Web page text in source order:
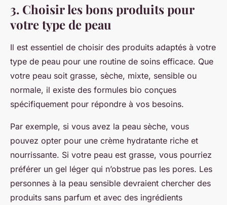
3. Choisir les bons produits pour
votre type de peau
Il est essentiel de choisir des produits adaptés à votre
type de peau pour une routine de soins efficace. Que
votre peau soit grasse, sèche, mixte, sensible ou
normale, il existe des formules bio conçues
spécifiquement pour répondre à vos besoins.
Par exemple, si vous avez la peau sèche, vous
pouvez opter pour une crème hydratante riche et
nourrissante. Si votre peau est grasse, vous pourriez
préférer un gel léger qui n’obstrue pas les pores. Les
personnes à la peau sensible devraient chercher des
produits sans parfum et avec des ingrédients